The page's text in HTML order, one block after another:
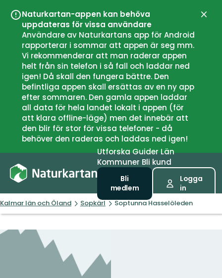
Naturkartan-appen kan behöva
uppdateras för vissa användare
Användare av Naturkartans app för Android
rapporterar i sommar att appen är seg mm.
Vi rekommenderar att man raderar appen
helt från sin telefon i så fall och laddar ned
igen! Då skall den fungera bättre. Den
befintliga appen skall ersättas av en ny app
efter sommaren. Den gamla appen laddar
all data för hela landet lokalt i appen (för
att klara offline-läge) men det innebär att
den blir för stor för vissa telefoner - då
behöver den raderas och laddas ned igen!
UtforskaGuiderLän
Kommuner Bli kund
Bli
medlem
Logga
in
Kalmar län och Öland Sopkärl Soptunna Hasselöleden